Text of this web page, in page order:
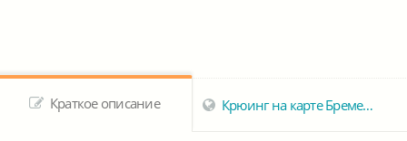
Краткое описание Крюинг на карте Бремена